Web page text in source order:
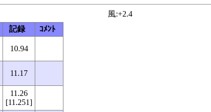
風:+2.4
記録 ｺﾒﾝﾄ
10.94
11.17
11.26
[11.251]